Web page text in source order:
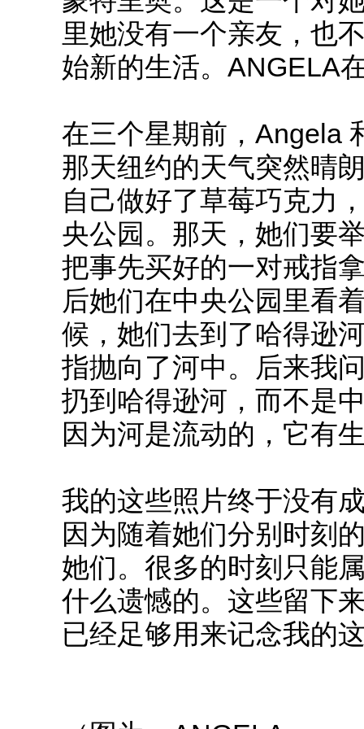
里她没有一个亲友，也
始新的生活。ANGELA
在三个星期前，Angela
那天纽约的天气突然晴
自己做好了草莓巧克力
央公园。那天，她们要
把事先买好的一对戒指
后她们在中央公园里看
候，她们去到了哈得逊
指抛向了河中。后来我
扔到哈得逊河，而不是
因为河是流动的，它有
我的这些照片终于没有
因为随着她们分别时刻
她们。很多的时刻只能
什么遗憾的。这些留下
已经足够用来记念我的